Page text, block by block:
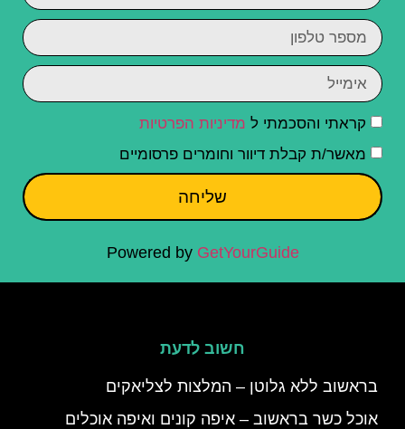
קראתי והסכמתי ל מדיניות הפרטיות
מאשר/ת קבלת דיוור וחומרים פרסומיים
שליחה
Powered by GetYourGuide
חשוב לדעת
בראשוב ללא גלוטן – המלצות לצליאקים
אוכל כשר בראשוב – איפה קונים ואיפה אוכלים